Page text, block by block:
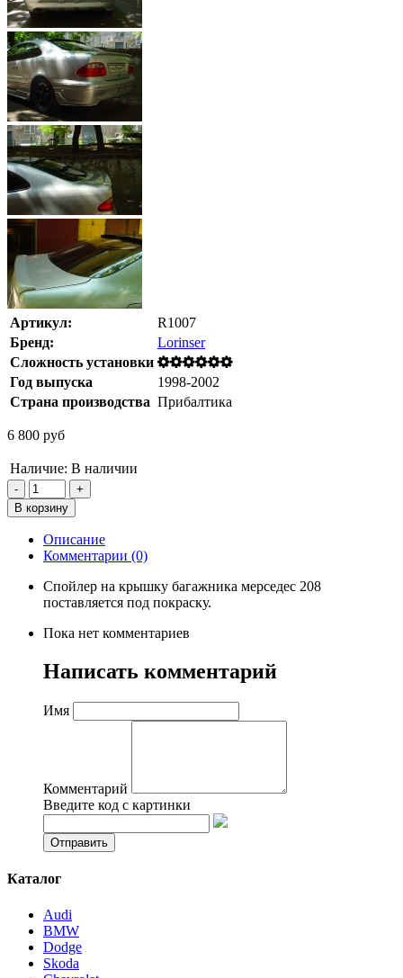
Артикул:
R1007
Бренд:
Lorinser
Сложность установки
Год выпуска
1998-2002
Страна производства Прибалтика
6 800 руб
Наличие: В наличии
Описание
Комментарии (0)
Спойлер на крышку багажника мерседес 208
поставляется под покраску.
Пока нет комментариев
Написать комментарий
Имя
Комментарий
Введите код с картинки
Каталог
Audi
BMW
Dodge
Skoda